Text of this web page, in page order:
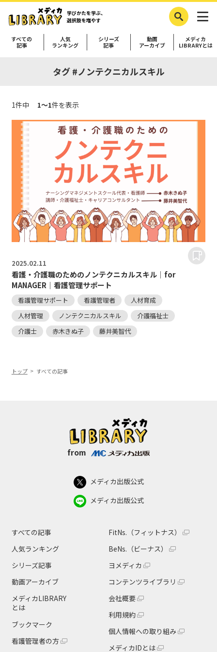
学びかたを学ぶ、
選択肢を増やす
すべての
記事
人気
ランキング
シリーズ
記事
動画
アーカイブ
メディカ
LIBRARYとは
タグ #ノンテクニカルスキル
1件中 1～1件を表示
2025.02.11
看護・介護職のためのノンテクニカルスキル｜for
MANAGER｜看護管理サポート
看護管理サポート 看護管理者
人材育成
人材管理
ノンテクニカルスキル
介護福祉士
介護士
赤木きぬ子 藤井美智代
トップ すべての記事
from
メディカ出版公式
メディカ出版公式
すべての記事
人気ランキング
シリーズ記事
動画アーカイブ
メディカLIBRARY
とは
ブックマーク
看護管理者の方
FitNs.（フィットナス）
BeNs.（ビーナス）
ヨメディカ
コンテンツライブラリ
会社概要
利用規約
個人情報への取り組み
メディカIDとは